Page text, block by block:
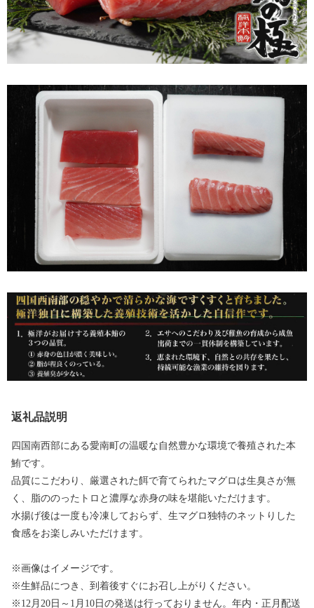
返礼品説明
四国南西部にある愛南町の温暖な自然豊かな環境で養殖された本
鮪です。
品質にこだわり、厳選された餌で育てられたマグロは生臭さが無
く、脂ののったトロと濃厚な赤身の味を堪能いただけます。
水揚げ後は一度も冷凍しておらず、生マグロ独特のネットりした
食感をお楽しみいただけます。
※画像はイメージです。
※生鮮品につき、到着後すぐにお召し上がりください。
※12月20日～1月10日の発送は行っておりません。年内・正月配送